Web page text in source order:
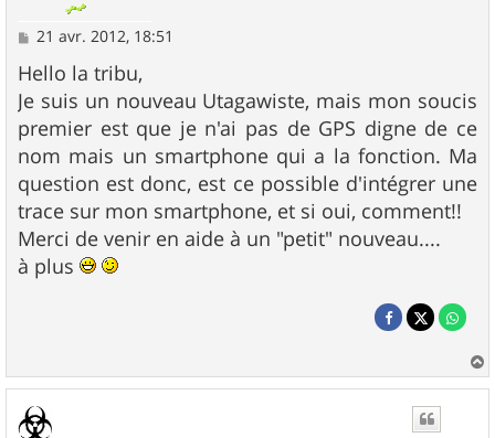
M
s
s
a
g
e
21 avr. 2012, 18:51
Hello la tribu,
Je suis un nouveau Utagawiste, mais mon soucis
premier est que je n'ai pas de GPS digne de ce
nom mais un smartphone qui a la fonction. Ma
question est donc, est ce possible d'intégrer une
trace sur mon smartphone, et si oui, comment!!
Merci de venir en aide à un "petit" nouveau....
à plus
a